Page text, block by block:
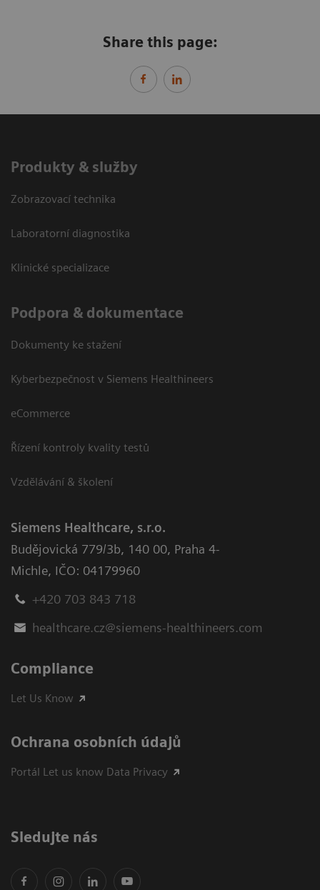
Share this page:
Produkty & služby
Zobrazovací technika
Laboratorní diagnostika
Klinické specializace
Podpora & dokumentace
Dokumenty ke stažení
Kyberbezpečnost v Siemens Healthineers
eCommerce
Řízení kontroly kvality testů
Vzdělávání & školení
Siemens Healthcare, s.r.o.
Budějovická 779/3b, 140 00, Praha 4-
Michle, IČO: 04179960
+420 703 843 718
healthcare.cz@siemens-healthineers.com
Compliance
Let Us Know
Ochrana osobních údajů
Portál Let us know Data Privacy
Sledujte nás